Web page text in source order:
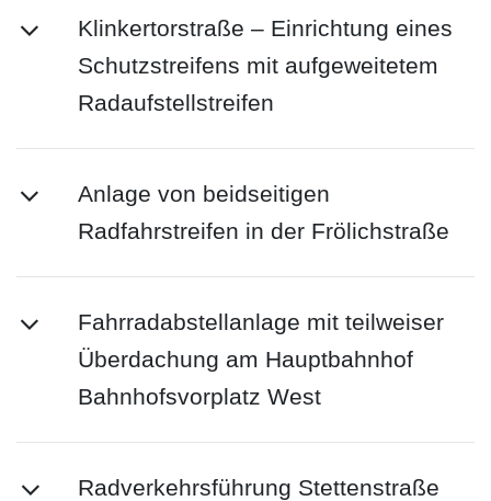
Klinkertorstraße – Einrichtung eines
Schutzstreifens mit aufgeweitetem
Radaufstellstreifen
Anlage von beidseitigen
Radfahrstreifen in der Frölichstraße
Fahrradabstellanlage mit teilweiser
Überdachung am Hauptbahnhof
Bahnhofsvorplatz West
Radverkehrsführung Stettenstraße